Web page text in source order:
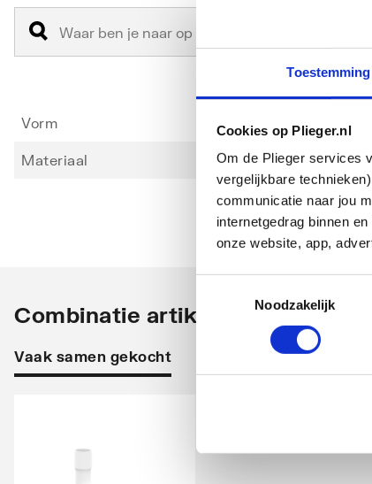
Toestemming
Cookies op Plieger.nl
Om de Plieger services
vergelijkbare
communicatie naar jou
internetgedrag binnen
onze website, app,
Noodzakelijk
Vorm
Materiaal
Combinatie artikelen
Vaak samen gekocht